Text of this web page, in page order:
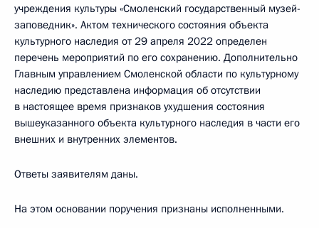
учреждения культуры «Смоленский государственный музей-
заповедник». Актом технического состояния объекта
культурного наследия от 29 апреля 2022 определен
перечень мероприятий по его сохранению. Дополнительно
Главным управлением Смоленской области по культурному
наследию представлена информация об отсутствии
в настоящее время признаков ухудшения состояния
вышеуказанного объекта культурного наследия в части его
внешних и внутренних элементов.
Ответы заявителям даны.
На этом основании поручения признаны исполненными.